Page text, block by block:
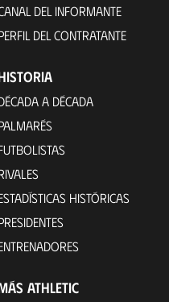
DEL INFORMANTE
DEL CONTRATANTE
A DÉCADA
HISTÓRICAS
ATHLETIC